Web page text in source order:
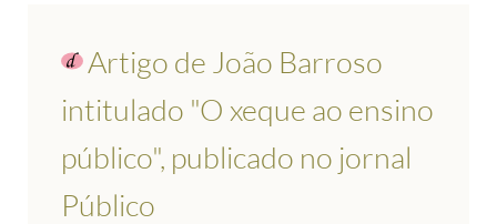
Artigo de João Barroso
intitulado "O xeque ao ensino
público", publicado no jornal
Público